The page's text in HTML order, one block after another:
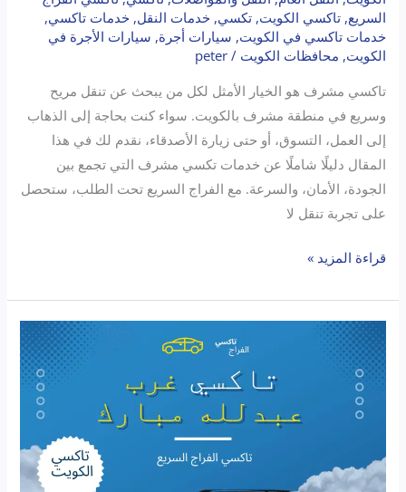
السريع,تاكسي الكويت,تكسي,خدمات النقل,خدمات تاكسي,
خدمات تاكسي في الكويت, سيارات أجرة, سيارات الأجرة في
الكويت, محافظات الكويت /
peter
تاكسي مشرف هو الخيار الأمثل لكل من يبحث عن تنقل مريح
وسريع في منطقة مشرف بالكويت. سواء كنت بحاجة إلى الذهاب
إلى العمل، التسوق، أو حتى زيارة الأصدقاء، نقدم لك في هذا
المقال دليلًا شاملًا عن خدمات تكسي مشرف التي تجمع بين
الجودة، الأمان، والسرعة. مع الفراج السريع تحت الطلب، ستحصل
على تجربة تنقل لا
قراءة المزيد »
تاكسي
غرب
عبدالله
مبارك:
الأمثل
لتنقلاتك